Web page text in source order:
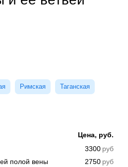
Римская Таганская
Цена, руб.
3300
полой вены
2750